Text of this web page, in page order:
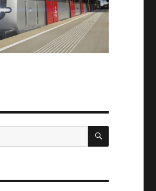
SEARCH